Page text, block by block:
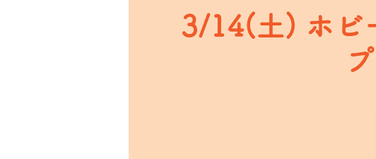
3/14(土) ホビ